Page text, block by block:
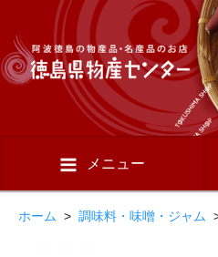
メニュー
ホーム > 調味料・味噌・ジャム